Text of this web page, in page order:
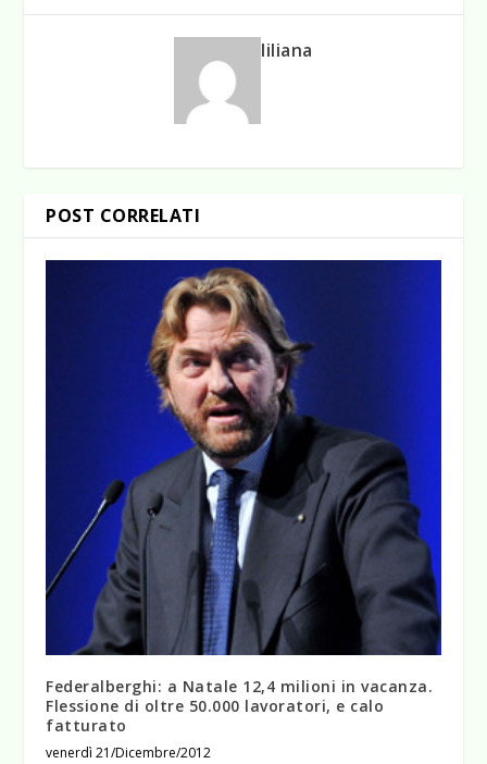
liliana
POST CORRELATI
Federalberghi: a Natale 12,4 milioni in vacanza.
Flessione di oltre 50.000 lavoratori, e calo
fatturato
venerdì 21/Dicembre/2012